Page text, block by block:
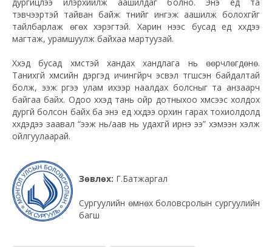
тэвчээртэй тайван байж түүнийг ингэж аашилж болохгүйг
тайлбарлаж өгөх хэрэгтэй. Харин үүнээс бусад үед хүүхдээ
магтаж, урамшуулж байхаа мартуузай.
Хүүхэд бусад хүмүүстэй хандах хандлага нь өөрчлөгдөнө.
Танихгүй хүмүүсийн дэргэд ичингүйрч эсвэл түгшсэн байдалтай
болж, ээжрүүгээ улам ихээр наалдах болсныг та анзаарч
байгаа байх. Одоо хүүхэд тань ойр дотныхоо хүмүүсээс холдох
дургүй болсон байх ба энэ үед хүүхдээ орхин гарах тохиолдолд
хүүхдэдээ заавал “ээж нь/аав нь удахгүй ирнэ ээ” хэмээн хэлж
ойлгуулаарай.
Зөвлөх: Г.Батжаргал
Сургуулийн өмнөх боловсролын сургуулийн
багш